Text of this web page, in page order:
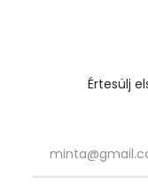
Értesülj